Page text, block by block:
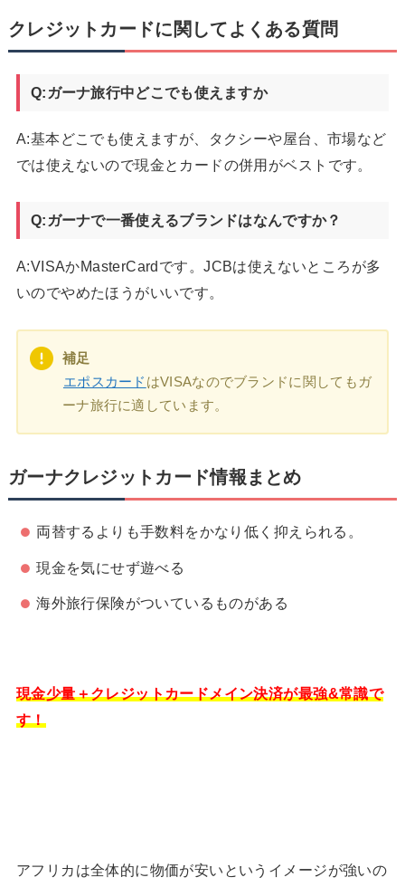
クレジットカードに関してよくある質問
Q:ガーナ旅行中どこでも使えますか
A:基本どこでも使えますが、タクシーや屋台、市場など
では使えないので現金とカードの併用がベストです。
Q:ガーナで一番使えるブランドはなんですか？
A:VISAかMasterCardです。JCBは使えないところが多
いのでやめたほうがいいです。
補足
エポスカード はVISAなのでブランドに関してもガ
ーナ旅行に適しています。
ガーナクレジットカード情報まとめ
両替するよりも手数料をかなり低く抑えられる。
現金を気にせず遊べる
海外旅行保険がついているものがある
現金少量＋クレジットカードメイン決済が最強&常識で
す！
アフリカは全体的に物価が安いというイメージが強いの